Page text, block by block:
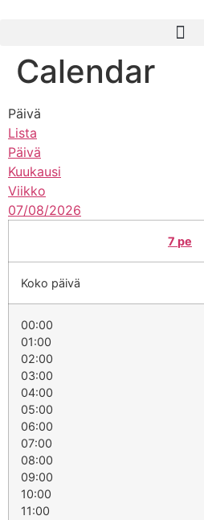
Calendar
Päivä
Lista
Päivä
Kuukausi
Viikko
07/08/2026
7 pe
Koko päivä
00:00
01:00
02:00
03:00
04:00
05:00
06:00
07:00
08:00
09:00
10:00
11:00